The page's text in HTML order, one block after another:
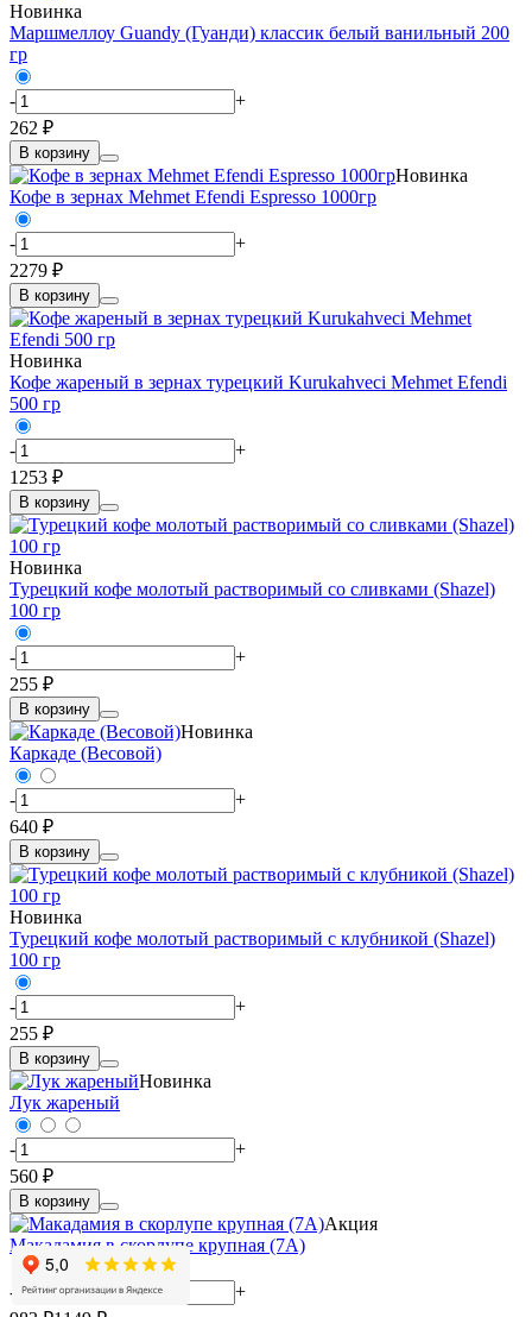
Новинка
Маршмеллоу Guandy (Гуанди) классик белый ванильный 200
гр
-
+
262 ₽
В корзину
Новинка
Кофе в зернах Mehmet Efendi Espresso 1000гр
-
+
2279 ₽
В корзину
Новинка
Кофе жареный в зернах турецкий Kurukahveci Mehmet Efendi
500 гр
-
+
1253 ₽
В корзину
Новинка
Турецкий кофе молотый растворимый со сливками (Shazel)
100 гр
-
+
255 ₽
В корзину
Новинка
Каркаде (Весовой)
-
+
640 ₽
В корзину
Новинка
Турецкий кофе молотый растворимый с клубникой (Shazel)
100 гр
-
+
255 ₽
В корзину
Новинка
Лук жареный
-
+
560 ₽
В корзину
Акция
Макадамия в скорлупе крупная (7А)
-
+